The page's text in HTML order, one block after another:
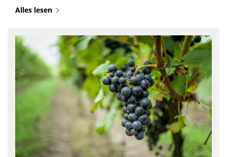
Alles lesen